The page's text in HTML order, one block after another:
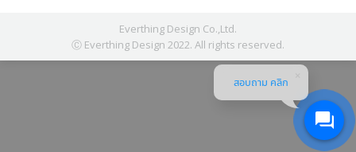
Everthing Design Co.,Ltd.
Ⓒ Everthing Design 2022. All rights reserved.
สอบถาม คลิก